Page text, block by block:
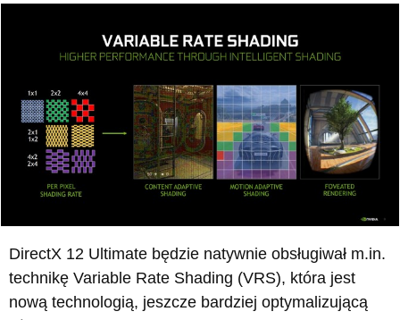
DirectX 12 Ultimate będzie natywnie obsługiwał m.in.
technikę Variable Rate Shading (VRS), która jest
nową technologią, jeszcze bardziej optymalizującą